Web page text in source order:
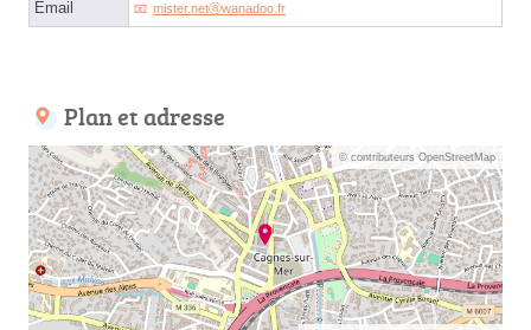
Email mister.netⓐwanadoo.fr
Plan et adresse
© contributeurs OpenStreetMap